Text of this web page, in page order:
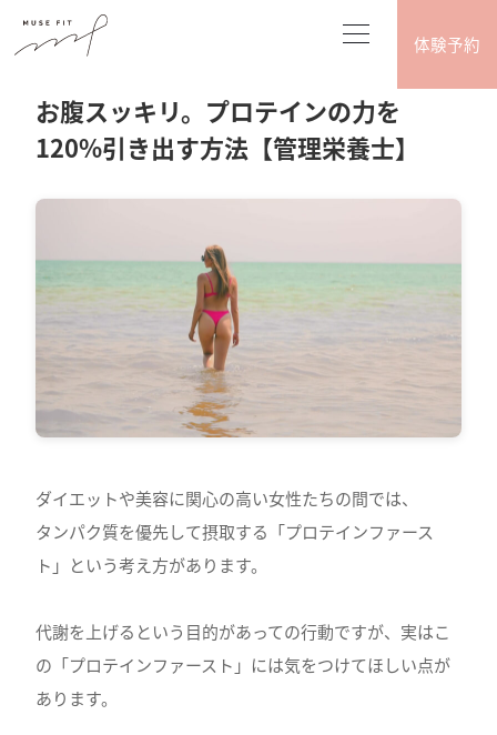
体験予約
食事･腸活･ファスティング
お腹スッキリ。プロテインの力を
120%引き出す方法【管理栄養士】
ダイエットや美容に関心の高い女性たちの間では、
タンパク質を優先して摂取する「プロテインファース
ト」という考え方があります。
代謝を上げるという目的があっての行動ですが、実はこ
の「プロテインファースト」には気をつけてほしい点が
あります。